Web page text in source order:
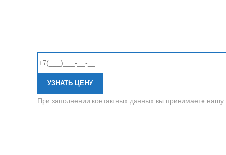
УЗНАТЬ ЦЕНУ
При заполнении контактных данных вы принимаете нашу